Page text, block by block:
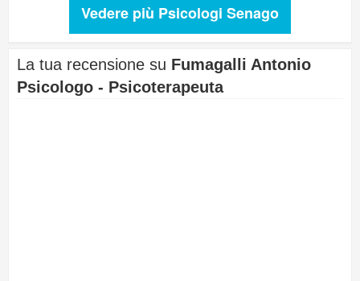
Vedere più Psicologi Senago
La tua recensione su Fumagalli Antonio
Psicologo - Psicoterapeuta